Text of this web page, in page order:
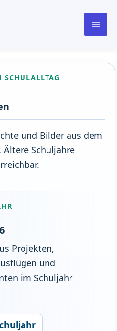
und Bilder aus dem
Ältere Schuljahre
Projekten,
und
im Schuljahr